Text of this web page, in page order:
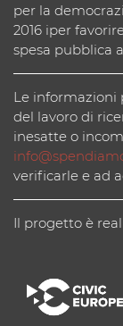
per la
2016 iper
spesa pubblica
Le informazioni
del lavoro di
inesatte o
verificarle e ad
Il progetto è